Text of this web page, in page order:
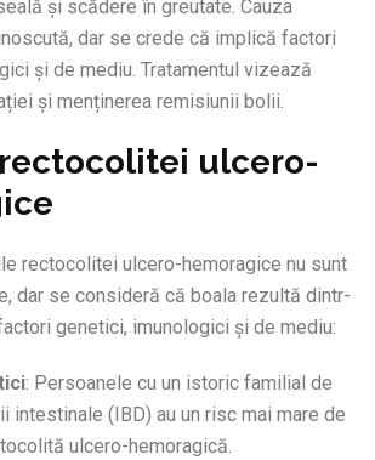
și scădere în greutate. Cauza
dar se crede că implică factori
și de mediu. Tratamentul vizează
și menținerea remisiunii bolii.
ulcero-
rectocolitei ulcero-hemoragice nu sunt
dar se consideră că boala rezultă dintr-
genetici, imunologici și de mediu:
: Persoanele cu un istoric familial de
intestinale (IBD) au un risc mai mare de
ulcero-hemoragică.